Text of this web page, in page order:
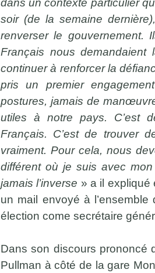
dans un contexte particulier
soir (de la semaine
renverser le gouvernement.
Français nous
continuer à renforcer la
pris un premier
postures, jamais de
utiles à notre pays. C’est
Français. C’est de trouver
vraiment. Pour cela, nous
différent où je suis avec
jamais l’inverse » a il expliqué
un mail envoyé à
élection come secrétaire
Dans son discours prononcé
Pullman à côté de la gare